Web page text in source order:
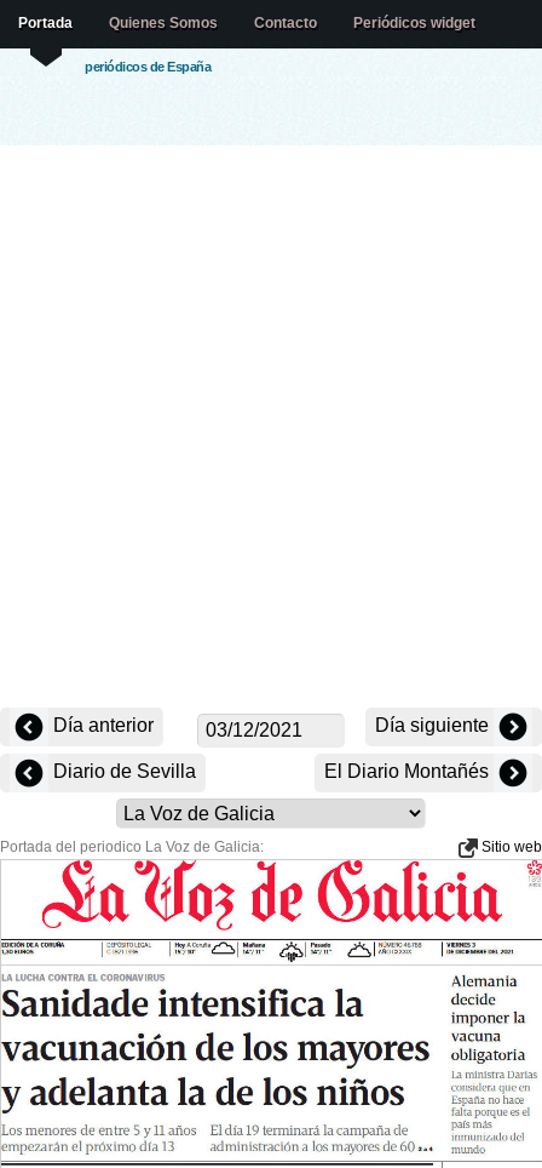
periódicos de España
Portada Quienes Somos Contacto Periódicos widget
Día anterior Día siguiente
Diario de Sevilla El Diario Montañés
Portada del periodico La Voz de Galicia: Sitio web